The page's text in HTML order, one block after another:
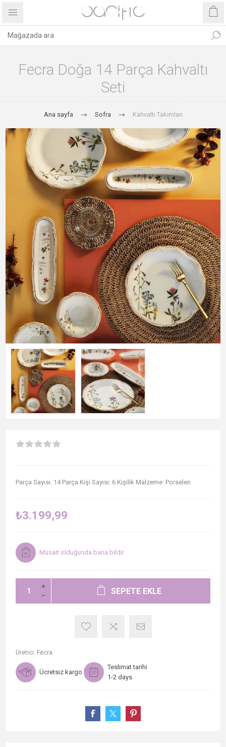
Fecra Doğa 14 Parça Kahvaltı
Seti
Ana sayfa Sofra Kahvaltı Takımları
Parça Sayısı: 14 Parça Kişi Sayısı: 6 Kişilik Malzeme: Porselen
₺3.199,99
Müsait olduğunda bana bildir
SEPETE EKLE
Üretici: Fecra
Ücretsiz kargo
Teslimat tarihi
1-2 days